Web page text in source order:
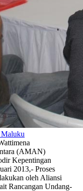
(AMAN)
Kepentingan
2013,- Proses
oleh Aliansi
Rancangan Undang-